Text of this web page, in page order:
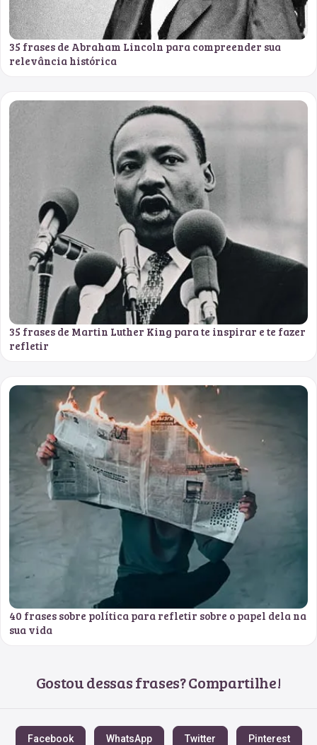
35 frases de Abraham Lincoln para compreender sua
relevância histórica
35 frases de Martin Luther King para te inspirar e te fazer
refletir
40 frases sobre política para refletir sobre o papel dela na
sua vida
Gostou dessas frases? Compartilhe!
Facebook WhatsApp Twitter Pinterest